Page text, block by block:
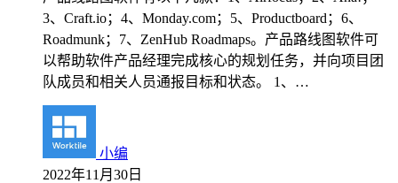
3、Craft.io；4、Monday.com；5、Productboard；6、
Roadmunk；7、ZenHub Roadmaps。产品路线图软件可
以帮助软件产品经理完成核心的规划任务，并向项目团
队成员和相关人员通报目标和状态。 1、…
小编
2022年11月30日